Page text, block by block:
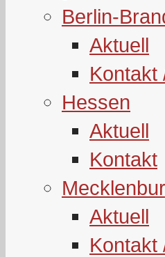
Berlin-
Aktuell
Kontakt
Hessen
Aktuell
Kontakt
Aktuell
Kontakt